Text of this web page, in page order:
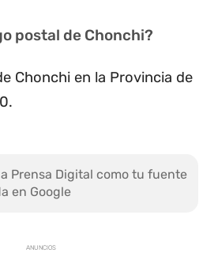
postal de Chonchi?
Chonchi en la Provincia de
Prensa Digital como tu fuente
en Google
ANUNCIOS